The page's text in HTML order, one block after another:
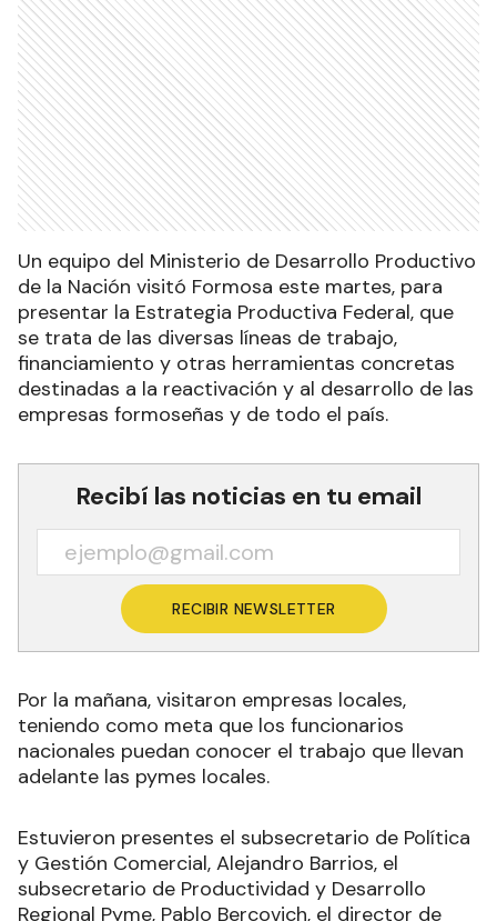
Un equipo del Ministerio de Desarrollo Productivo
de la Nación visitó Formosa este martes, para
presentar la Estrategia Productiva Federal, que
se trata de las diversas líneas de trabajo,
financiamiento y otras herramientas concretas
destinadas a la reactivación y al desarrollo de las
empresas formoseñas y de todo el país.
Recibí las noticias en tu email
RECIBIR NEWSLETTER
Por la mañana, visitaron empresas locales,
teniendo como meta que los funcionarios
nacionales puedan conocer el trabajo que llevan
adelante las pymes locales.
Estuvieron presentes el subsecretario de Política
y Gestión Comercial, Alejandro Barrios, el
subsecretario de Productividad y Desarrollo
Regional Pyme, Pablo Bercovich, el director de